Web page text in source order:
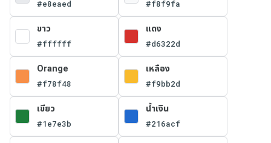
#e8eaed #f8f9fa
ขาว
#ffffff
แดง
#d6322d
Orange
#f78f48
เหลือง
#f9bb2d
เขียว
#1e7e3b
น้ำเงิน
#216acf